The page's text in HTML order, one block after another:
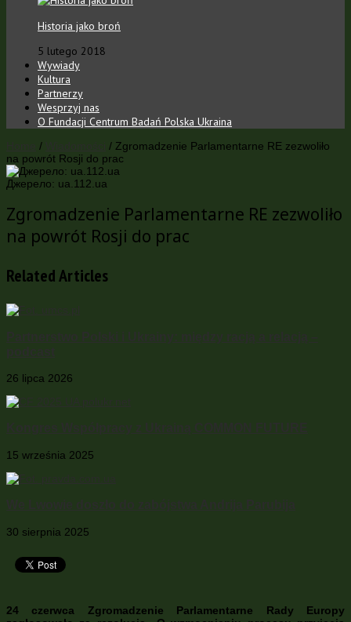
Historia jako broń
5 lutego 2018
Wywiady
Kultura
Partnerzy
Wesprzyj nas
O Fundacji Centrum Badań Polska Ukraina
/ / Zgromadzenie Parlamentarne RE zezwoliło
na powrót Rosji do prac
Джерело: ua.112.ua
Zgromadzenie Parlamentarne RE zezwoliło
na powrót Rosji do prac
Related Articles
26 lipca 2026
15 września 2025
30 sierpnia 2025
24 czerwca Zgromadzenie Parlamentarne Rady Europy